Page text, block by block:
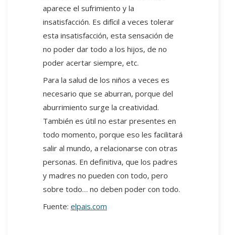
aparece el sufrimiento y la
insatisfacción. Es difícil a veces tolerar
esta insatisfacción, esta sensación de
no poder dar todo a los hijos, de no
poder acertar siempre, etc.
Para la salud de los niños a veces es
necesario que se aburran, porque del
aburrimiento surge la creatividad.
También es útil no estar presentes en
todo momento, porque eso les facilitará
salir al mundo, a relacionarse con otras
personas. En definitiva, que los padres
y madres no pueden con todo, pero
sobre todo… no deben poder con todo.
Fuente: elpais.com